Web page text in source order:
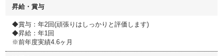
昇給・賞与
◆賞与：年2回(頑張りはしっかりと評価します)
◆昇給：年1回
※前年度実績4.6ヶ月